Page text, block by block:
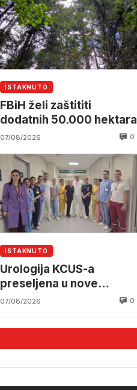
ISTAKNUTO
FBiH želi zaštititi
dodatnih 50.000 hektara
07/08/2026 0
ISTAKNUTO
Urologija KCUS-a
preseljena u nove
prostorije
07/08/2026 0